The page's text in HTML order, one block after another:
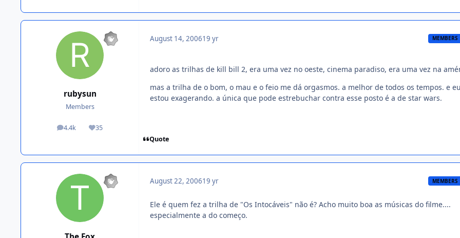
rubysun
Members
4.4k
posts 35
Reputation
August 14, 200619 yr MEMBERS
adoro as trilhas de kill bill 2, era uma vez no oeste, cinema paradiso, era uma vez na
mas a trilha de o bom, o mau e o feio me dá orgasmos. a melhor de todos os tempos. e
estou exagerando. a única que pode estrebuchar contra esse posto é a de star wars.
Quote
August 22, 200619 yr MEMBERS
Ele é quem fez a trilha de "Os Intocáveis" não é? Acho muito boa as músicas do filme....
especialmente a do começo.